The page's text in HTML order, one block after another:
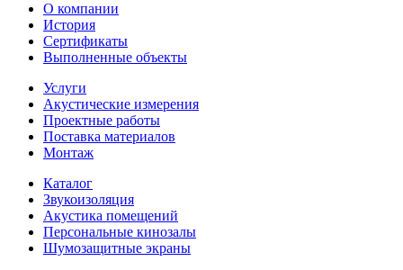
О компании
История
Сертификаты
Выполненные объекты
Услуги
Акустические измерения
Проектные работы
Поставка материалов
Монтаж
Каталог
Звукоизоляция
Акустика помещений
Персональные кинозалы
Шумозащитные экраны